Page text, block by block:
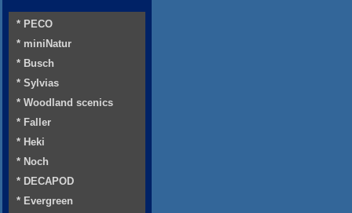
* PECO
* miniNatur
* Busch
* Sylvias
* Woodland scenics
* Faller
* Heki
* Noch
* DECAPOD
* Evergreen